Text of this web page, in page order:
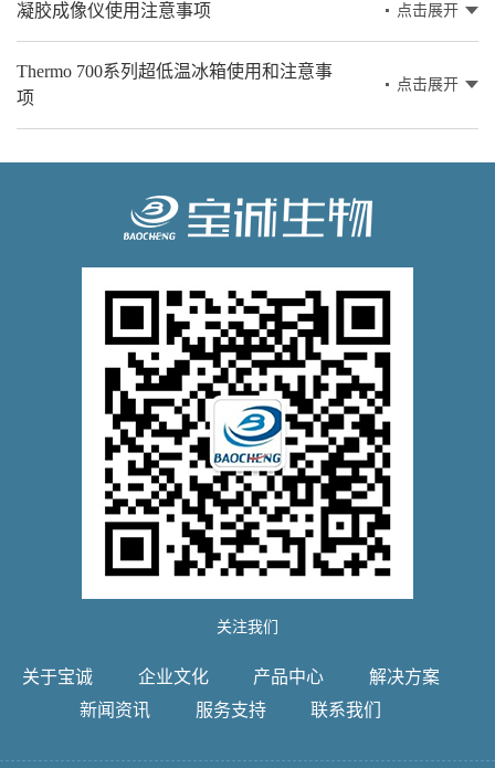
凝胶成像仪使用注意事项 点击展开
Thermo 700系列超低温冰箱使用和注意事
项
点击展开
关注我们
关于宝诚 企业文化 产品中心
解决方案
新闻资讯
服务支持 联系我们